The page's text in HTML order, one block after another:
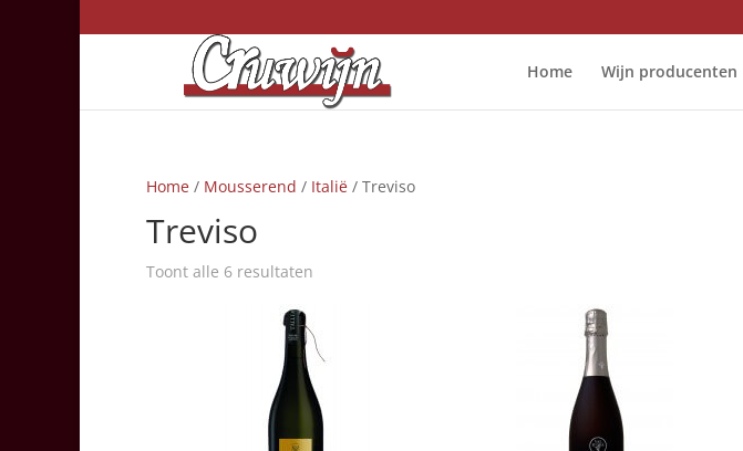
Home Wijn producenten
Home / Mousserend / Italië / Treviso
Treviso
Toont alle 6 resultaten